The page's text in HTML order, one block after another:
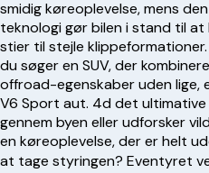
smidig køreoplevelse, mens
teknologi gør bilen i stand til
stier til stejle
du søger en SUV, der
offroad-egenskaber uden lige,
V6 Sport aut. 4d det ultimative
gennem byen eller udforsker
en køreoplevelse, der er helt
at tage styringen? Eventyret